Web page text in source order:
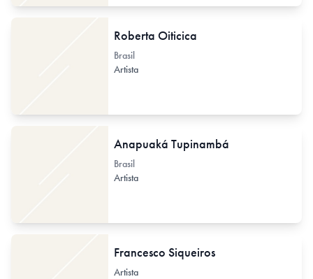
Roberta Oiticica
Brasil
Artista
Anapuaká Tupinambá
Brasil
Artista
Francesco Siqueiros
Artista